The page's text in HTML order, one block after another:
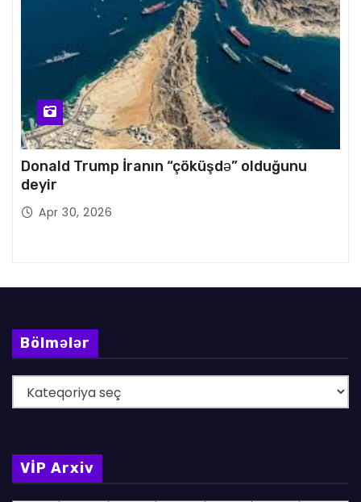
Donald Trump İranın “çöküşdə” olduğunu
deyir
Apr 30, 2026
Bölmələr
ö
m
l
VİP Arxiv